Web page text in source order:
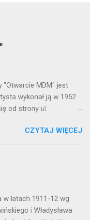
"Otwarcie MDM" jest
wykonał ją w 1952
od strony ul.
inwestycji
Śródmieście
CZYTAJ WIĘCEJ
w latach 1911-12 wg
i Władysława